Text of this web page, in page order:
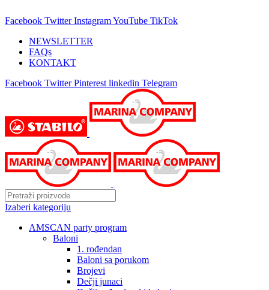
Facebook Twitter InstagramYouTube TikTok
NEWSLETTER
FAQs
KONTAKT
Facebook Twitter Pinterest linkedin Telegram
Izaberi kategoriju
AMSCAN party program
Baloni
1. rođendan
Baloni sa porukom
Brojevi
Dečji junaci